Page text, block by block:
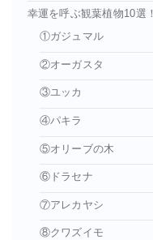
幸運を呼ぶ観葉植物10選！
①ガジュマル
②オーガスタ
③ユッカ
④パキラ
⑤オリーブの木
⑥ドラセナ
⑦アレカヤシ
⑧クワズイモ